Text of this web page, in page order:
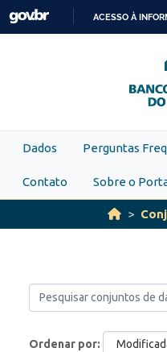
Skip to main content
ACESSO À
Dados Perguntas
Contato Sobre o
Ordenar por